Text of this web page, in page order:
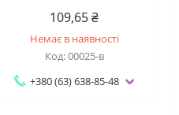
109,65 ₴
Немає в наявності
00025-в
+380 (63) 638-85-48